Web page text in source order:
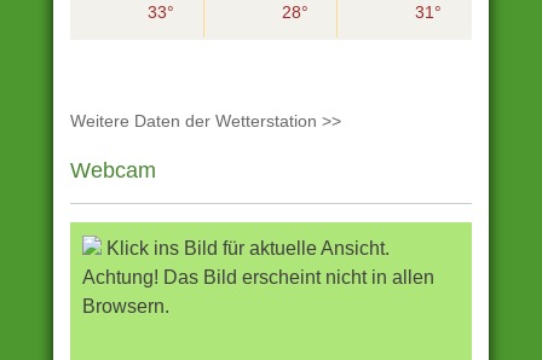
33°
28°
31°
Weitere Daten der Wetterstation >>
Webcam
Klick ins Bild für aktuelle Ansicht.
Achtung! Das Bild erscheint nicht in allen
Browsern.